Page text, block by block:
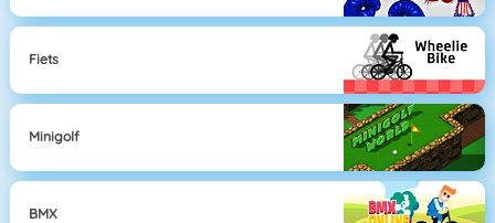
Fiets
Minigolf
BMX